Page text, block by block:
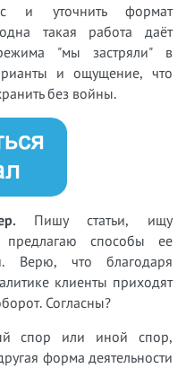
и уточнить формат
такая работа даёт
"мы застряли" в
и ощущение, что
без войны.
Пишу статьи, ищу
способы ее
Верю, что благодаря
клиенты приходят
Согласны?
спор или иной спор,
форма деятельности